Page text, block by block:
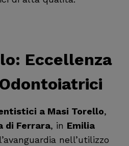
: Eccellenza
a Masi Torello,
di Ferrara, in Emilia
nell’utilizzo